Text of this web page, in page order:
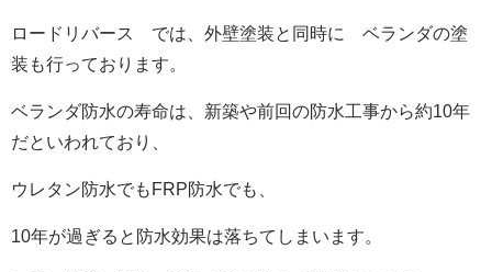
ロードリバース では、外壁塗装と同時に ベランダの塗
装も行っております。
ベランダ防水の寿命は、新築や前回の防水工事から約10年
だといわれており、
ウレタン防水でもFRP防水でも、
10年が過ぎると防水効果は落ちてしまいます。